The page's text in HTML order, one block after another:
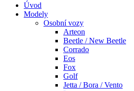
Úvod
Modely
Osobní vozy
Arteon
Beetle / New Beetle
Corrado
Eos
Fox
Golf
Jetta / Bora / Vento